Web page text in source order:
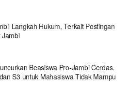
Langkah Hukum, Terkait Postingan
Jambi
Beasiswa Pro-Jambi Cerdas.
S3 untuk Mahasiswa Tidak Mampu